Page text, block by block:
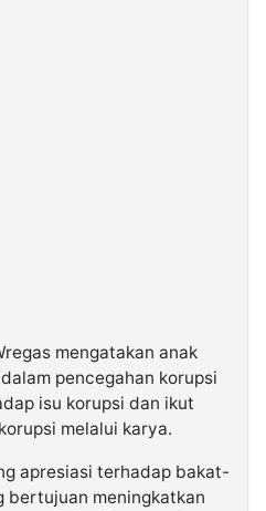
mengatakan anak
pencegahan korupsi
isu korupsi dan ikut
melalui karya.
apresiasi terhadap bakat-
bertujuan meningkatkan